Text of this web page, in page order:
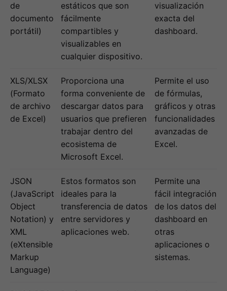
de
documento
portátil)
estáticos que son
fácilmente
compartibles y
visualizables en
cualquier dispositivo.
visualización
exacta del
dashboard.
XLS/XLSX
(Formato
de archivo
de Excel)
Proporciona una
forma conveniente de
descargar datos para
usuarios que prefieren
trabajar dentro del
ecosistema de
Microsoft Excel.
Permite el uso
de fórmulas,
gráficos y otras
funcionalidades
avanzadas de
Excel.
JSON
(JavaScript
Object
Notation) y
XML
(eXtensible
Markup
Language)
Estos formatos son
ideales para la
transferencia de datos
entre servidores y
aplicaciones web.
Permite una
fácil integración
de los datos del
dashboard en
otras
aplicaciones o
sistemas.